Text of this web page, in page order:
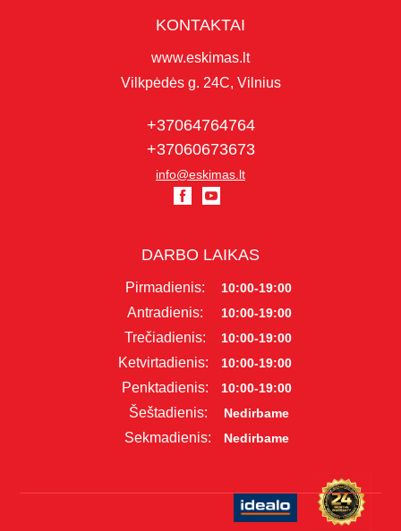
KONTAKTAI
www.eskimas.lt
Vilkpėdės g. 24C, Vilnius
+37064764764
+37060673673
info@eskimas.lt
DARBO LAIKAS
Pirmadienis: 10:00-19:00
Antradienis: 10:00-19:00
Trečiadienis: 10:00-19:00
Ketvirtadienis: 10:00-19:00
Penktadienis: 10:00-19:00
Šeštadienis: Nedirbame
Sekmadienis: Nedirbame